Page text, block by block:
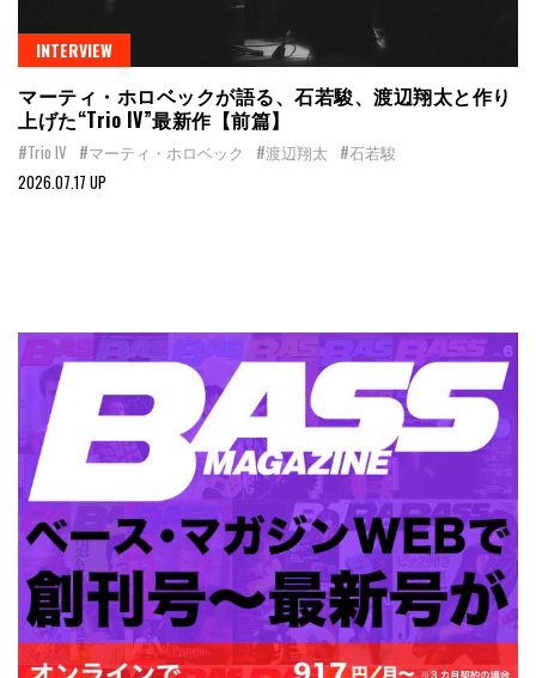
INTERVIEW
マーティ・ホロベックが語る、石若駿、渡辺翔太と作り
上げた“Trio IV”最新作【前篇】
#Trio IV #マーティ・ホロベック #渡辺翔太 #石若駿
2026.07.17 UP